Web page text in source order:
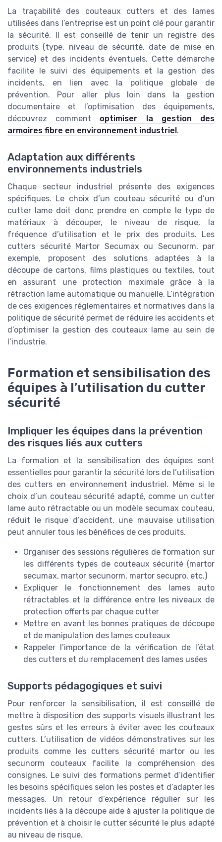
La traçabilité des couteaux cutters et des lames
utilisées dans l’entreprise est un point clé pour garantir
la sécurité. Il est conseillé de tenir un registre des
produits (type, niveau de sécurité, date de mise en
service) et des incidents éventuels. Cette démarche
facilite le suivi des équipements et la gestion des
incidents, en lien avec la politique globale de
prévention. Pour aller plus loin dans la gestion
documentaire et l’optimisation des équipements,
découvrez comment optimiser la gestion des
armoires fibre en environnement industriel.
Adaptation aux différents
environnements industriels
Chaque secteur industriel présente des exigences
spécifiques. Le choix d’un couteau sécurité ou d’un
cutter lame doit donc prendre en compte le type de
matériaux à découper, le niveau de risque, la
fréquence d’utilisation et le prix des produits. Les
cutters sécurité Martor Secumax ou Secunorm, par
exemple, proposent des solutions adaptées à la
découpe de cartons, films plastiques ou textiles, tout
en assurant une protection maximale grâce à la
rétraction lame automatique ou manuelle. L’intégration
de ces exigences réglementaires et normatives dans la
politique de sécurité permet de réduire les accidents et
d’optimiser la gestion des couteaux lame au sein de
l’industrie.
Formation et sensibilisation des
équipes à l’utilisation du cutter
sécurité
Impliquer les équipes dans la prévention
des risques liés aux cutters
La formation et la sensibilisation des équipes sont
essentielles pour garantir la sécurité lors de l’utilisation
des cutters en environnement industriel. Même si le
choix d’un couteau sécurité adapté, comme un cutter
lame auto rétractable ou un modèle secumax couteau,
réduit le risque d’accident, une mauvaise utilisation
peut annuler tous les bénéfices de ces produits.
Organiser des sessions régulières de formation sur
les différents types de couteaux sécurité (martor
secumax, martor secunorm, martor secupro, etc.)
Expliquer le fonctionnement des lames auto
rétractables et la différence entre les niveaux de
protection offerts par chaque cutter
Mettre en avant les bonnes pratiques de découpe
et de manipulation des lames couteaux
Rappeler l’importance de la vérification de l’état
des cutters et du remplacement des lames usées
Supports pédagogiques et suivi
Pour renforcer la sensibilisation, il est conseillé de
mettre à disposition des supports visuels illustrant les
gestes sûrs et les erreurs à éviter avec les couteaux
cutters. L’utilisation de vidéos démonstratives sur les
produits comme les cutters sécurité martor ou les
secunorm couteaux facilite la compréhension des
consignes. Le suivi des formations permet d’identifier
les besoins spécifiques selon les postes et d’adapter les
messages. Un retour d’expérience régulier sur les
incidents liés à la découpe aide à ajuster la politique de
prévention et à choisir le cutter sécurité le plus adapté
au niveau de risque.